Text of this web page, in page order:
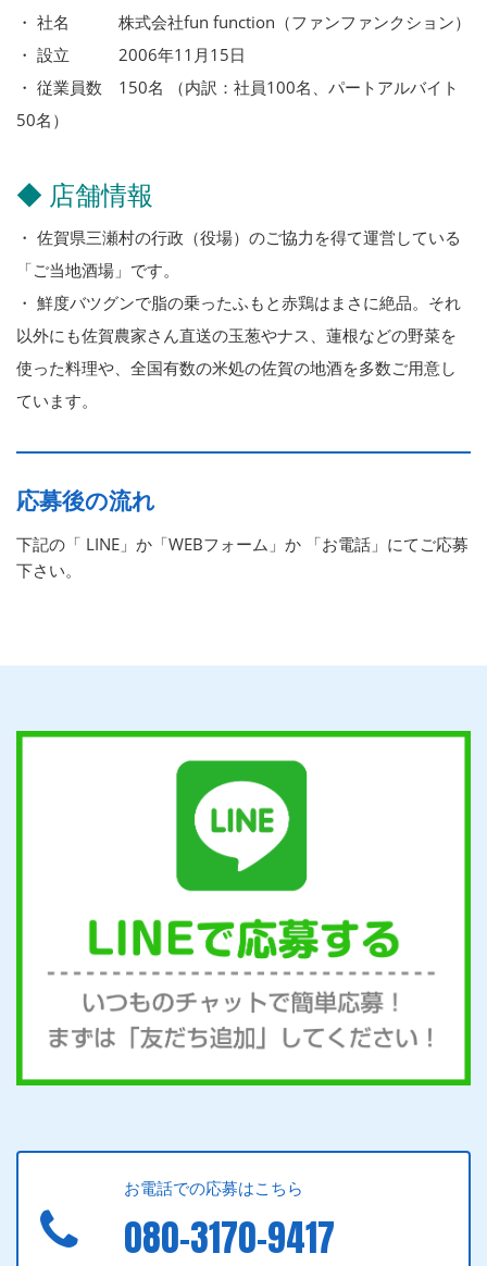
・ 社名 株式会社fun function（ファンファンクション）
・ 設立 2006年11月15日
・ 従業員数 150名 （内訳：社員100名、パートアルバイト
50名）
◆ 店舗情報
・ 佐賀県三瀬村の行政（役場）のご協力を得て運営している
「ご当地酒場」です。
・ 鮮度バツグンで脂の乗ったふもと赤鶏はまさに絶品。それ
以外にも佐賀農家さん直送の玉葱やナス、蓮根などの野菜を
使った料理や、全国有数の米処の佐賀の地酒を多数ご用意し
ています。
応募後の流れ
下記の「 LINE」か「WEBフォーム」か 「お電話」にてご応募
下さい。
お電話での応募はこちら
080-3170-9417